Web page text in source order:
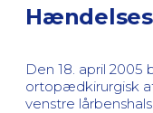
Den 18. april 2005
ortopædkirurgisk
venstre